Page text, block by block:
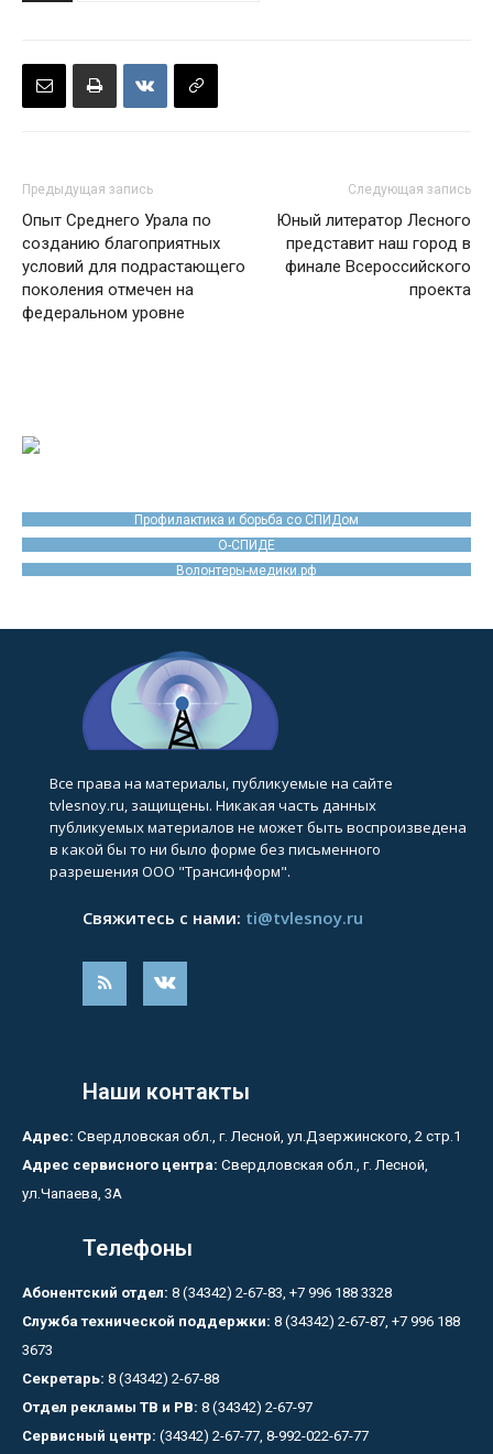
Предыдущая запись
Опыт Среднего Урала по
созданию благоприятных
условий для подрастающего
поколения отмечен на
федеральном уровне
Следующая запись
Юный литератор Лесного
представит наш город в
финале Всероссийского
проекта
Профилактика и борьба со СПИДом
О-СПИДЕ
Волонтеры-медики.рф
Все права на материалы, публикуемые на сайте
tvlesnoy.ru, защищены. Никакая часть данных
публикуемых материалов не может быть воспроизведена
в какой бы то ни было форме без письменного
разрешения ООО "Трансинформ".
Свяжитесь с нами: ti@tvlesnoy.ru
Наши контакты
Адрес: Свердловская обл., г. Лесной, ул.Дзержинского, 2 стр.1
Адрес сервисного центра: Свердловская обл., г. Лесной,
ул.Чапаева, 3А
Телефоны
Абонентский отдел: 8 (34342) 2-67-83, +7 996 188 3328
Служба технической поддержки: 8 (34342) 2-67-87, +7 996 188
3673
Секретарь: 8 (34342) 2-67-88
Отдел рекламы ТВ и РВ: 8 (34342) 2-67-97
Сервисный центр: (34342) 2-67-77, 8-992-022-67-77